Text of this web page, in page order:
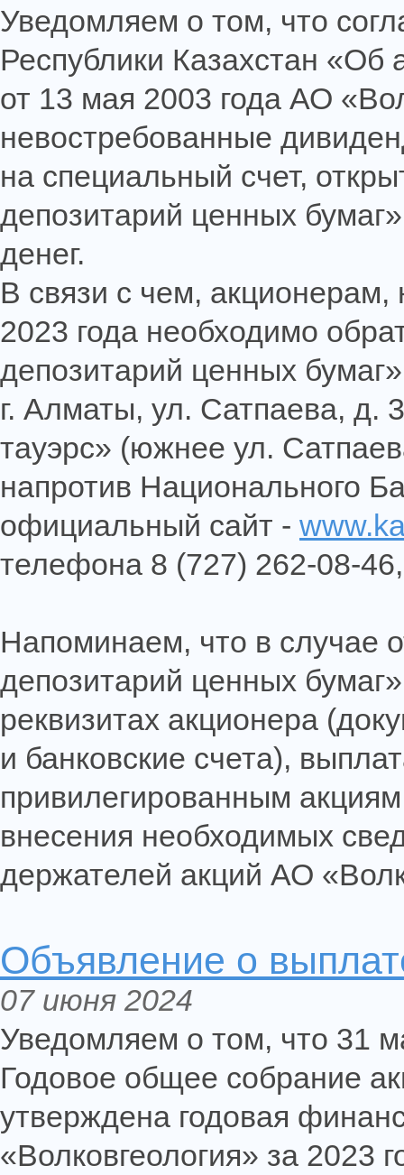
Уведомляем о том, что
Республики Казахстан
от 13 мая 2003 года АО
невостребованные
на специальный счет,
депозитарий ценных
денег.
В связи с чем,
2023 года необходимо
депозитарий ценных
г. Алматы, ул. Сатпаева, д.
тауэрс» (южнее ул.
напротив Национального
официальный сайт -
телефона 8 (727) 262-08-
Напоминаем, что в случае
депозитарий ценных
реквизитах акционера
и банковские счета),
привилегированным
внесения необходимых
держателей акций АО
Объявление о
07 июня 2024
Уведомляем о том, что 31
Годовое общее собрание
утверждена годовая
«Волковгеология» за 2023